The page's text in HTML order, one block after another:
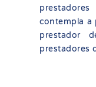
contempla a
prestador
prestadores